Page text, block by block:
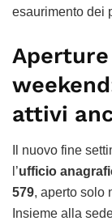
esaurimento dei
attivi
Il nuovo fine
l’ufficio
579, aperto solo
Insieme alla